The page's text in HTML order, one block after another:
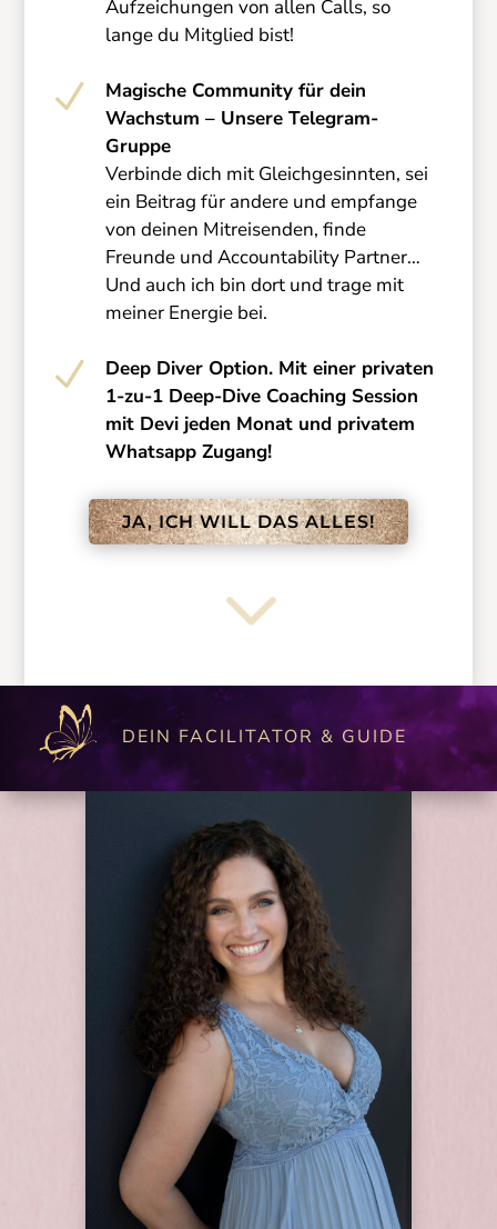
Aufzeichungen von allen Calls, so
lange du Mitglied bist!
N
Magische Community für dein
Wachstum – Unsere Telegram-
Gruppe
Verbinde dich mit Gleichgesinnten, sei
ein Beitrag für andere und empfange
von deinen Mitreisenden, finde
Freunde und Accountability Partner…
Und auch ich bin dort und trage mit
meiner Energie bei.
N
Deep Diver Option. Mit einer privaten
1-zu-1 Deep-Dive Coaching Session
mit Devi jeden Monat und privatem
Whatsapp Zugang!
JA, ICH WILL DAS ALLES!
3
DEIN FACILITATOR & GUIDE